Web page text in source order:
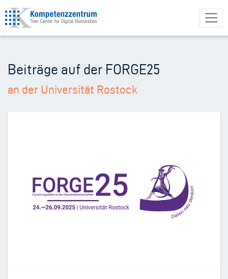
Direkt
zum
Inhalt
Beiträge auf der FORGE25
an der Universität Rostock